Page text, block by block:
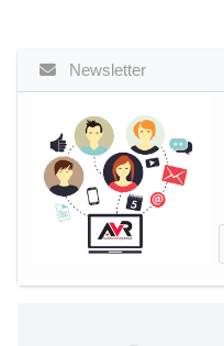
Newsletter